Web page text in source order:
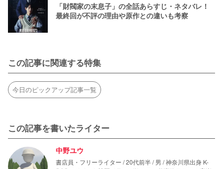
「財閥家の末息子」の全話あらすじ・ネタバレ！
最終回が不評の理由や原作との違いも考察
この記事に関連する特集
今日のピックアップ記事一覧
この記事を書いたライター
中野ユウ
書店員・フリーライター / 20代前半 / 男 / 神奈川県出身 K-